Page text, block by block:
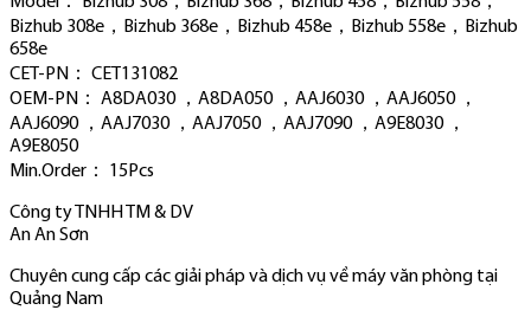
Bizhub 308e，Bizhub 368e，Bizhub 458e，Bizhub 558e，Bizhub
658e
CET-PN： CET131082
OEM-PN： A8DA030 ，A8DA050 ，AAJ6030 ，AAJ6050 ，
AAJ6090 ，AAJ7030 ，AAJ7050 ，AAJ7090 ，A9E8030 ，
A9E8050
Min.Order： 15Pcs
Công ty TNHH TM & DV
An An Sơn
Chuyên cung cấp các giải pháp và dịch vụ về máy văn phòng tại
Quảng Nam